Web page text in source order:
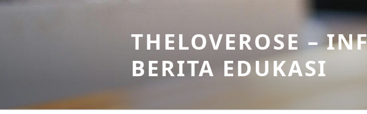
Skip
THELOVEROSE –
BERITA EDUKASI